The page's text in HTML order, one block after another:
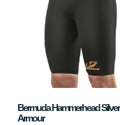
Bermuda Hammerhead Silver
Armour